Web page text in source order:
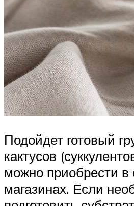
Подойдет готовый
кактусов
можно приобрести в
магазинах. Если